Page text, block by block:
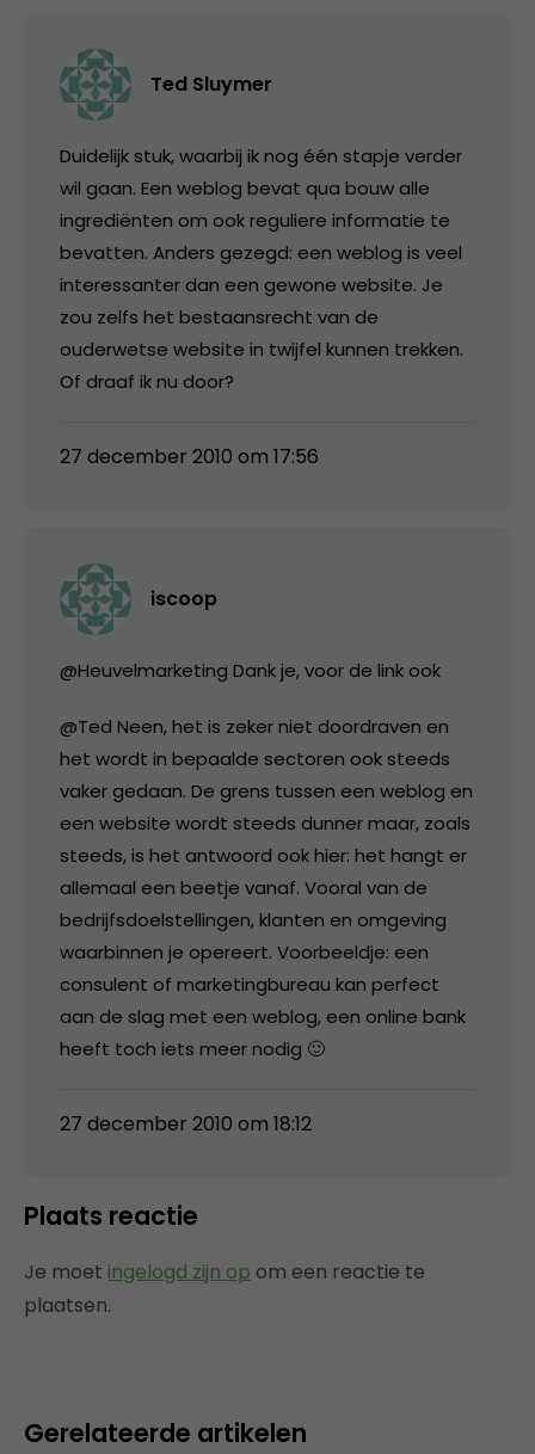
Ted Sluymer
Duidelijk stuk, waarbij ik nog één stapje verder
wil gaan. Een weblog bevat qua bouw alle
ingrediënten om ook reguliere informatie te
bevatten. Anders gezegd: een weblog is veel
interessanter dan een gewone website. Je
zou zelfs het bestaansrecht van de
ouderwetse website in twijfel kunnen trekken.
Of draaf ik nu door?
27 december 2010 om 17:56
iscoop
@Heuvelmarketing Dank je, voor de link ook
@Ted Neen, het is zeker niet doordraven en
het wordt in bepaalde sectoren ook steeds
vaker gedaan. De grens tussen een weblog en
een website wordt steeds dunner maar, zoals
steeds, is het antwoord ook hier: het hangt er
allemaal een beetje vanaf. Vooral van de
bedrijfsdoelstellingen, klanten en omgeving
waarbinnen je opereert. Voorbeeldje: een
consulent of marketingbureau kan perfect
aan de slag met een weblog, een online bank
heeft toch iets meer nodig 🙂
27 december 2010 om 18:12
Plaats reactie
Je moet ingelogd zijn op om een reactie te
plaatsen.
Gerelateerde artikelen